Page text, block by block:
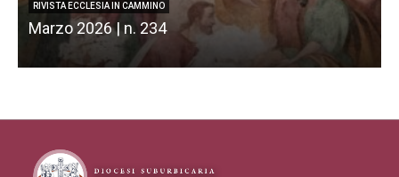
RIVISTA ECCLESIA IN CAMMINO
Marzo 2026 | n. 234